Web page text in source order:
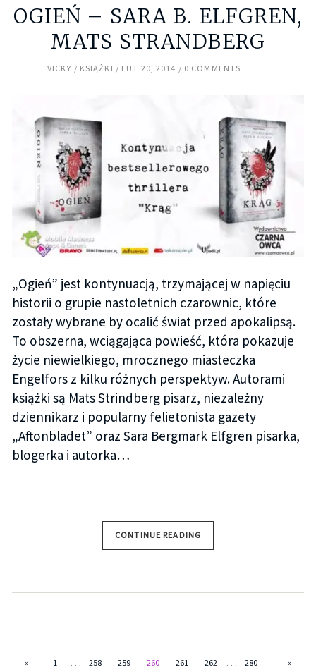
OGIEŃ – SARA B. ELFGREN,
MATS STRANDBERG
VICKY KSIĄŻKI LUT 20, 2014 0 COMMENTS
„Ogień” jest kontynuacją, trzymającej w napięciu
historii o grupie nastoletnich czarownic, które
zostały wybrane by ocalić świat przed apokalipsą.
To obszerna, wciągająca powieść, która pokazuje
życie niewielkiego, mrocznego miasteczka
Engelfors z kilku różnych perspektyw. Autorami
książki są Mats Strindberg pisarz, niezależny
dziennikarz i popularny felietonista gazety
„Aftonbladet” oraz Sara Bergmark Elfgren pisarka,
blogerka i autorka…
CONTINUE READING
« 1 … 258 259 260 261 262 … 280 »